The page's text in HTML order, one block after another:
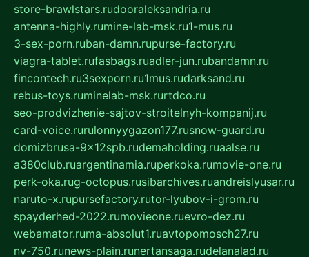
store-brawlstars.rudooraleksandria.ru
antenna-highly.rumine-lab-msk.ru1-mus.ru
3-sex-porn.ruban-damn.rupurse-factory.ru
viagra-tablet.rufasbags.ruadler-jun.rubandamn.ru
fincontech.ru3sexporn.ru1mus.rudarksand.ru
rebus-toys.ruminelab-msk.rurtdco.ru
seo-prodvizhenie-sajtov-stroitelnyh-kompanij.ru
card-voice.rurulonnyygazon177.rusnow-guard.ru
domizbrusa-9x12spb.rudemaholding.ruaalse.ru
a380club.ruargentinamia.ruperkoka.rumovie-one.ru
perk-oka.rug-octopus.rusibarchives.ruandreislyusar.ru
naruto-x.rupursefactory.rutor-lyubov-i-grom.ru
spayderhed-2022.rumovieone.ruevro-dez.ru
webamator.ruma-absolut1.ruavtopomosch27.ru
nv-750.runews-plain.runertansaga.rudelanalad.ru